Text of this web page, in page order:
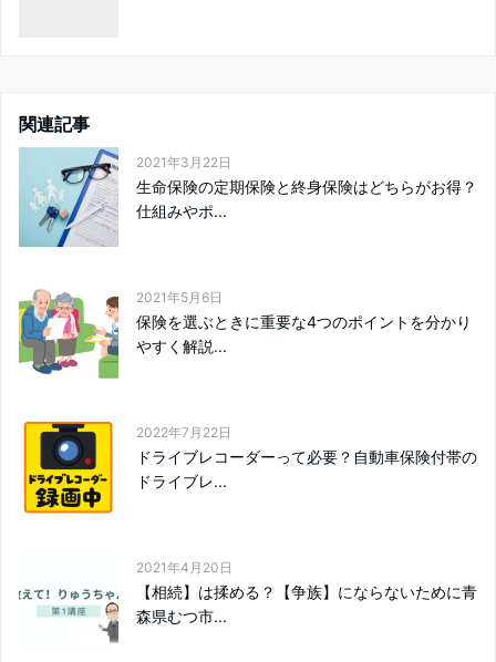
関連記事
2021年3月22日
生命保険の定期保険と終身保険はどちらがお得？
仕組みやポ...
2021年5月6日
保険を選ぶときに重要な4つのポイントを分かり
やすく解説...
2022年7月22日
ドライブレコーダーって必要？自動車保険付帯の
ドライブレ...
2021年4月20日
【相続】は揉める？【争族】にならないために青
森県むつ市...